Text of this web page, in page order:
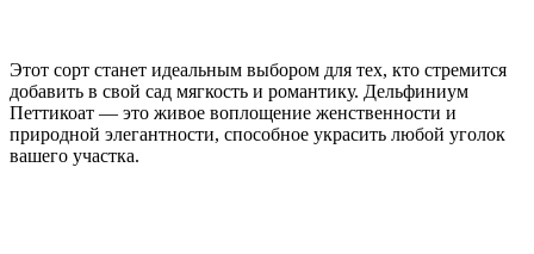
Этот сорт станет идеальным выбором для тех, кто стремится
добавить в свой сад мягкость и романтику. Дельфиниум
Петтикоат — это живое воплощение женственности и
природной элегантности, способное украсить любой уголок
вашего участка.